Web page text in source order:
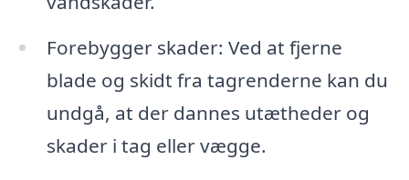
Forebygger skader: Ved at fjerne
blade og skidt fra tagrenderne kan du
undgå, at der dannes utætheder og
skader i tag eller vægge.